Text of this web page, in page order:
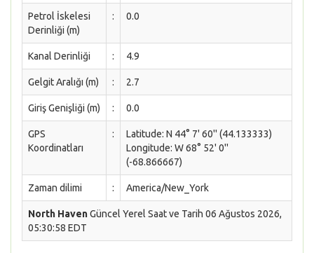
Petrol İskelesi
Derinliği (m)
: 0.0
Kanal Derinliği : 4.9
Gelgit Aralığı (m) : 2.7
Giriş Genişliği (m) : 0.0
GPS
Koordinatları
:
Latitude: N 44° 7' 60'' (44.133333)
Longitude: W 68° 52' 0''
(-68.866667)
Zaman dilimi : America/New_York
North HavenGüncel Yerel Saat ve Tarih 06 Ağustos 2026,
05:30:58 EDT